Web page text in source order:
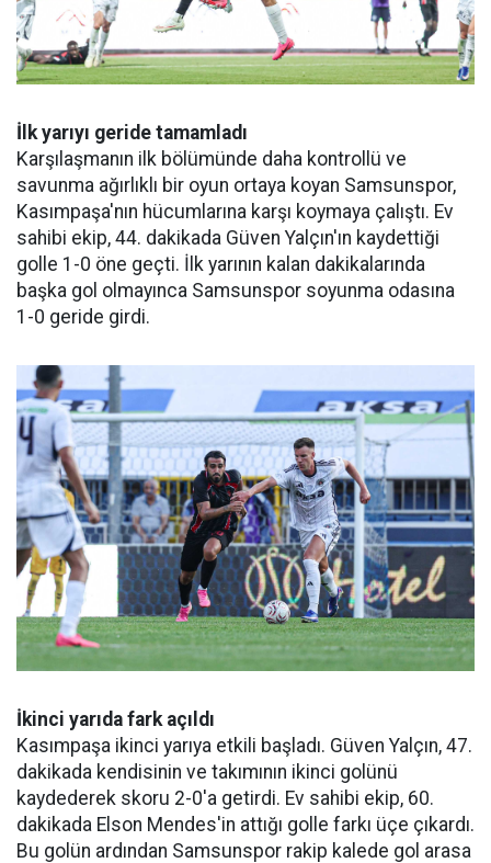
İlk yarıyı geride tamamladı
Karşılaşmanın ilk bölümünde daha kontrollü ve
savunma ağırlıklı bir oyun ortaya koyan Samsunspor,
Kasımpaşa'nın hücumlarına karşı koymaya çalıştı. Ev
sahibi ekip, 44. dakikada Güven Yalçın'ın kaydettiği
golle 1-0 öne geçti. İlk yarının kalan dakikalarında
başka gol olmayınca Samsunspor soyunma odasına
1-0 geride girdi.
İkinci yarıda fark açıldı
Kasımpaşa ikinci yarıya etkili başladı. Güven Yalçın, 47.
dakikada kendisinin ve takımının ikinci golünü
kaydederek skoru 2-0'a getirdi. Ev sahibi ekip, 60.
dakikada Elson Mendes'in attığı golle farkı üçe çıkardı.
Bu golün ardından Samsunspor rakip kalede gol arasa